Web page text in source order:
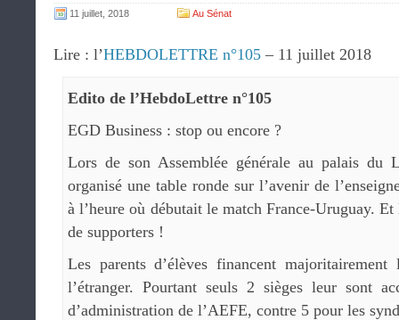
11 juillet, 2018 Au Sénat
Lire : l’HEBDOLETTRE n°105 – 11 juillet 2018
Edito de l’HebdoLettre n°105
EGD Business : stop ou encore ?
Lors de son Assemblée générale au palais du
organisé une table ronde sur l’avenir de
à l’heure où débutait le match France-Uruguay. Et
de supporters !
Les parents d’élèves financent majoritairement
l’étranger. Pourtant seuls 2 sièges leur sont
d’administration de l’AEFE, contre 5 pour les